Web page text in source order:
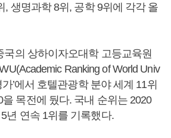
, 생명과학 8위, 공학 9위에 각각 올
국의 상하이자오대학 고등교육원
Ranking of World Univ
’에서 호텔관광학 분야 세계 11위
목전에 뒀다. 국내 순위는 2020
년 연속 1위를 기록했다.